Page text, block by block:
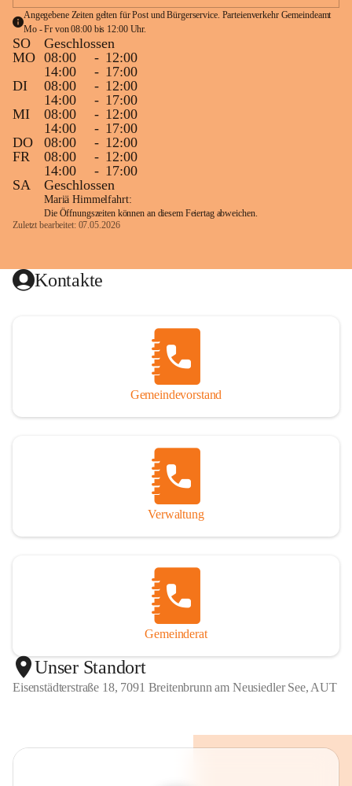
Angegebene Zeiten gelten für Post und Bürgerservice. Parteienverkehr Gemeindeamt
Mo - Fr von 08:00 bis 12:00 Uhr.
SO
Geschlossen
MO 08:00 - 12:00
14:00
- 17:00
DI
08:00 - 12:00
14:00
- 17:00
MI
08:00 - 12:00
14:00
- 17:00
DO
08:00 - 12:00
FR
08:00 - 12:00
14:00
- 17:00
SA
Geschlossen
Mariä Himmelfahrt:
Die Öffnungszeiten können an diesem Feiertag abweichen.
Zuletzt bearbeitet: 07.05.2026
Kontakte
Gemeindevorstand
Verwaltung
Gemeinderat
Unser Standort
Eisenstädterstraße 18, 7091 Breitenbrunn am Neusiedler See, AUT